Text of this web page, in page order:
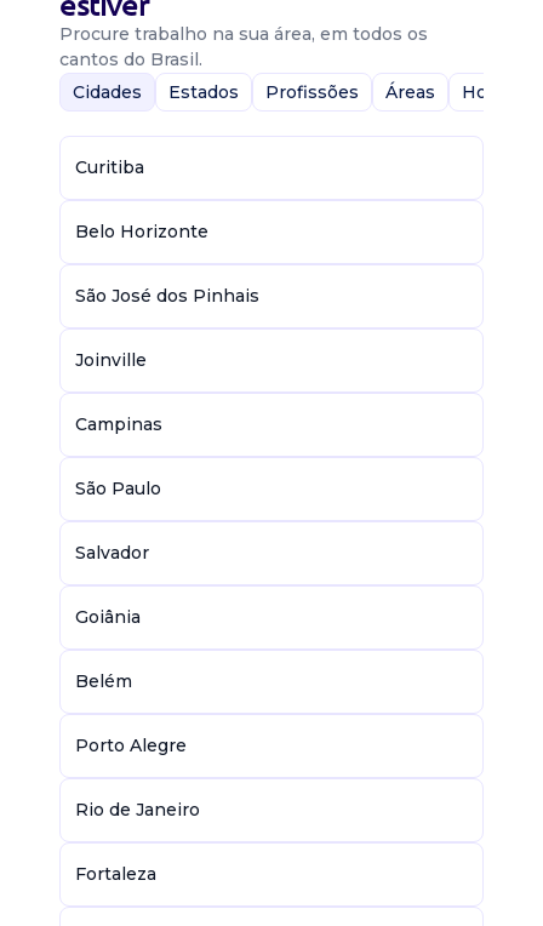
Procure trabalho na sua área, em todos os
cantos do Brasil.
Cidades
Estados Profissões Áreas Home-
Curitiba
Belo Horizonte
São José dos Pinhais
Joinville
Campinas
São Paulo
Salvador
Goiânia
Belém
Porto Alegre
Rio de Janeiro
Fortaleza